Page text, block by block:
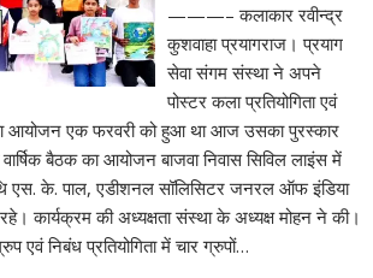
———– कलाकार रवीन्द्र
कुशवाहा प्रयागराज। प्रयाग
सेवा संगम संस्था ने अपने
पोस्टर कला प्रतियोगिता एवं
आयोजन एक फरवरी को हुआ था आज उसका पुरस्कार
बैठक का आयोजन बाजवा निवास सिविल लाइंस में
एस. के. पाल, एडीशनल सॉलिसिटर जनरल ऑफ इंडिया
रहे। कार्यक्रम की अध्यक्षता संस्था के अध्यक्ष मोहन ने की।
एवं निबंध प्रतियोगिता में चार ग्रुपों…